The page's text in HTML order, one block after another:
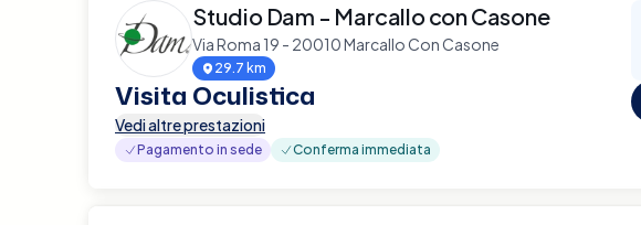
Studio Dam - Marcallo con Casone
Via Roma 19 - 20010 Marcallo Con Casone
29.7 km
Visita Oculistica
Vedi altre prestazioni
Pagamento in sede Conferma immediata